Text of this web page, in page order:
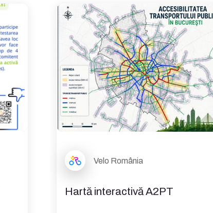
Velo România
Hartă interactivă A2PT